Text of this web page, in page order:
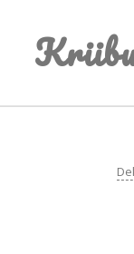
content